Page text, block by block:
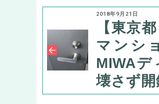
2018年9月21日
【東京
マンシ
MIWAデ
壊さず